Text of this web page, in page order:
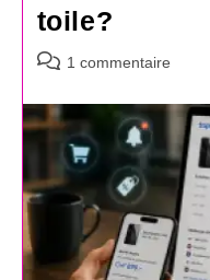
toile?
Commentaires
la
publication :
1 commentaire